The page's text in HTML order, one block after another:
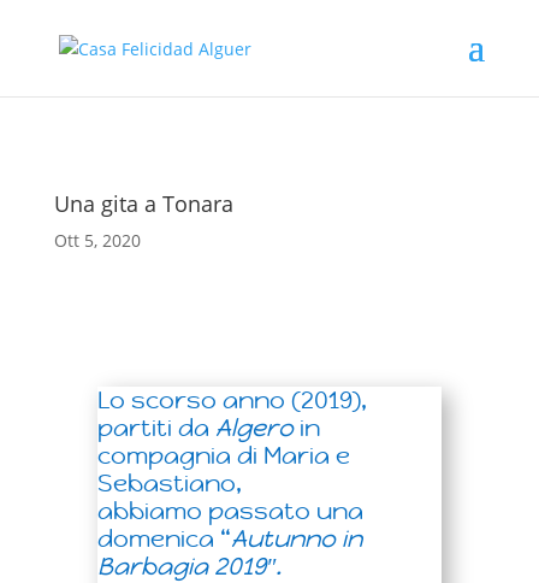
Una gita a Tonara
Ott 5, 2020
Lo scorso anno (2019),
partiti da Algero in
compagnia di Maria e
Sebastiano,
abbiamo passato una
domenica “Autunno in
Barbagia 2019″.